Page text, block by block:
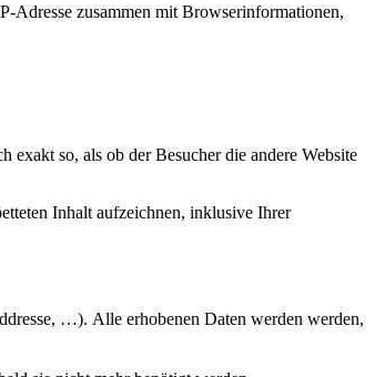
Adresse zusammen mit Browserinformationen,
exakt so, als ob der Besucher die andere Website
Inhalt aufzeichnen, inklusive Ihrer
…). Alle erhobenen Daten werden werden,